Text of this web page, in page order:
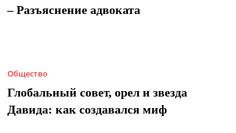
– Разъяснение адвоката
Общество
Глобальный совет, орел и звезда
Давида: как создавался миф